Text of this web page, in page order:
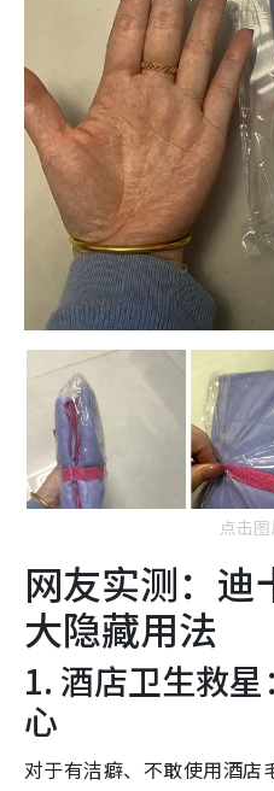
点击
网友实测：迪
大隐藏用法
1. 酒店卫生救
心
对于有洁癖、不敢使用酒店